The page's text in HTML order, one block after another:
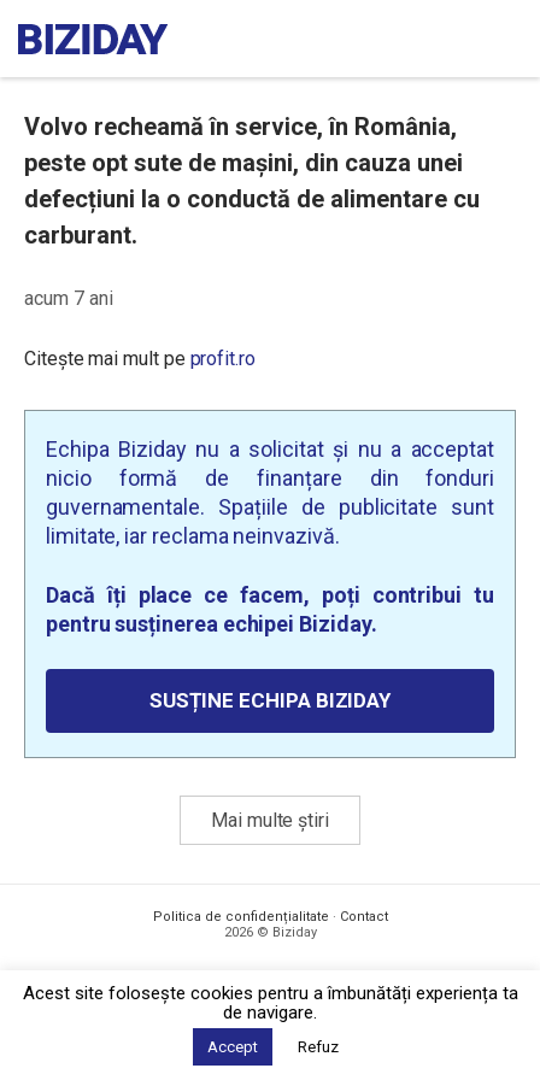
Volvo recheamă în service, în România,
peste opt sute de mașini, din cauza unei
defecțiuni la o conductă de alimentare cu
carburant.
acum 7 ani
Citește mai mult pe profit.ro
Echipa Biziday nu a solicitat și nu a acceptat
nicio formă de finanțare din fonduri
guvernamentale. Spațiile de publicitate sunt
limitate, iar reclama neinvazivă.
Dacă îți place ce facem, poți contribui tu
pentru susținerea echipei Biziday.
SUSȚINE ECHIPA BIZIDAY
Mai multe știri
Politica de confidențialitate · Contact
2026 © Biziday
Acest site foloseşte cookies pentru a îmbunătăți experiența ta
de navigare.
Accept Refuz